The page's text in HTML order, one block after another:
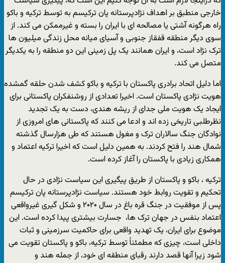
خارجی منطبق بر اهداف نژادپرستانه پان ترکیسم به توسط ترکیه و باکو
راه هرگونه آشتی یا مصالحه ای با ایران را بسته و غیرممکن می کند. از
سوی دیگر منطقه قفقاز جنوبی و آسیای میانه محل زندگی میلیون ها
ترک نژاد است، و ایران همانند یک پل زمینی این دو منطقه را به یکدیگر
متصل می کند.
اما دلیل اتحاد برادری پاکستان با ترکیه و باکو کشف شدن حلقه گمشده
هویت نژادی پاکستان است. اخیرا تعدادی از روشنفکران پاکستانی برای
ایجاد یک هویت ملی جدای از ریشه هندی، دست به یک تجدید
نظرطلبی تاریخی زده اند و ادعا می کنند که پاکستانی های امروزی از
نوادگان جنگ سالاران ترک و مغول هستند که طی هزارسال گذشته
شمال هند را فتح کردند. به همین دلیل است که اخیرا ترکیه اعتماد و
همکاری زیادی با پاکستان را آغاز کرده است.
ترکیه ، باکو و پاکستان از طریق پیگیری این سیاست نژادی در حال
تحکیم و تقویت روابط خود هستند. سیاست نژادپرستانه پان ترکیسم
پس از موفقیت در جنگ قره باغ در سال ۲۰۲۰ و شکل گیری غیرواقعی
اعتماد بنفس در جهان ترک ها، جسارت بیشتری پیدا کرده است. این
موضوع برای ایران، یک تهدید واقعی برای حاکمیت سرزمینی و ثبات
داخلی است، چیزی که مطمئناً توسط ترکیه، باکو و پاکستان تقویت می
شود زیرا آنها قصد دارند رقبای منطقه ای خود، از جمله هند و